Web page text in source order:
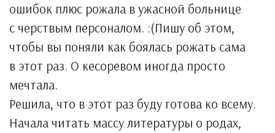
ошибок плюс рожала в ужасной больнице
с черствым персоналом. :(Пишу об этом,
чтобы вы поняли как боялась рожать сама
в этот раз. О кесоревом иногда просто
мечтала.
Решила, что в этот раз буду готова ко всему.
Начала читать массу литературы о родах,